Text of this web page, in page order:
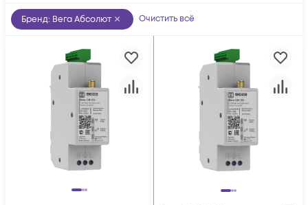
Бренд: Вега Абсолют Очистить всё